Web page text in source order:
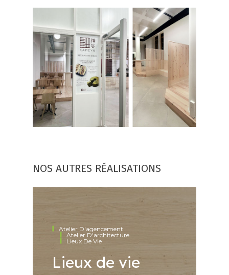
NOS AUTRES RÉALISATIONS
Atelier D'agencement
Atelier D'architecture
Lieux De Vie
Lieux de vie